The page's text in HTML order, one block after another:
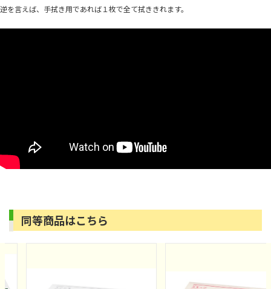
逆を言えば、手拭き用であれば１枚で全て拭ききれます。
同等商品はこちら